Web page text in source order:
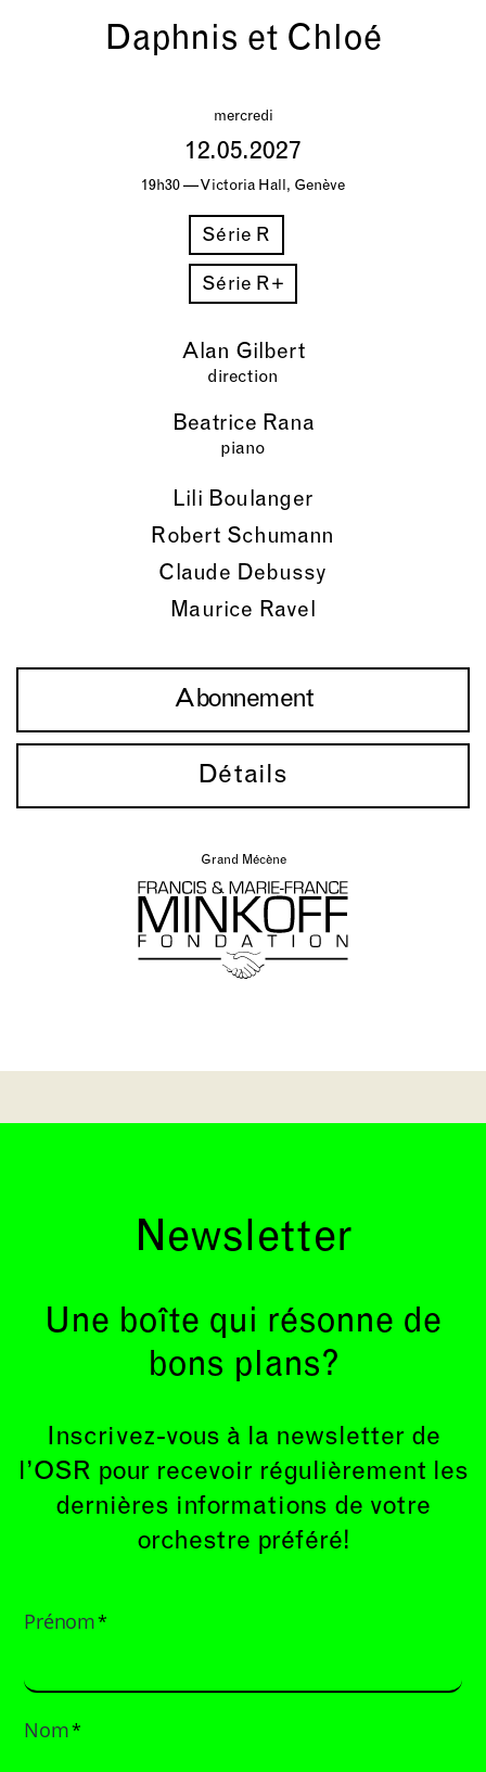
Daphnis et Chloé
Abonnement
Détails
Grand Mécène
mercredi
12.05.2027
19h30 — Victoria Hall, Genève
Série R
Série R+
Alan Gilbert
direction
Beatrice Rana
piano
Lili Boulanger
Robert Schumann
Claude Debussy
Maurice Ravel
Newsletter
Une boîte qui résonne de
bons plans?
Inscrivez-vous à la newsletter de
l’OSR pour recevoir régulièrement les
dernières informations de votre
orchestre préféré!
Prénom*
Nom*